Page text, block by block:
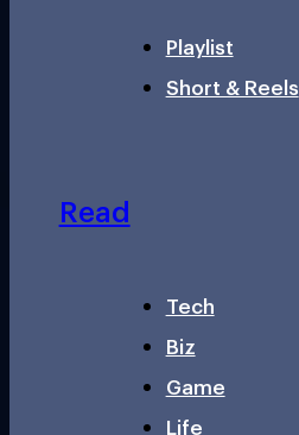
Playlist
Short & Reels
Read
Tech
Biz
Game
Life